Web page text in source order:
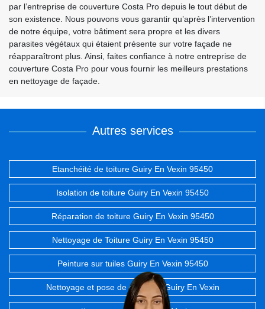
par l’entreprise de couverture Costa Pro depuis le tout début de
son existence. Nous pouvons vous garantir qu’après l’intervention
de notre équipe, votre bâtiment sera propre et les divers
parasites végétaux qui étaient présente sur votre façade ne
réapparaîtront plus. Ainsi, faites confiance à notre entreprise de
couverture Costa Pro pour vous fournir les meilleurs prestations
en nettoyage de façade.
Autres services
Etanchéité de toiture Guiry En Vexin 95450
Isolation de toiture Guiry En Vexin 95450
Réparation de toiture Guiry En Vexin 95450
Nettoyage de Toiture Guiry En Vexin 95450
Peinture sur tuiles Guiry En Vexin 95450
Nettoyage et pose de gouttière Guiry En Vexin